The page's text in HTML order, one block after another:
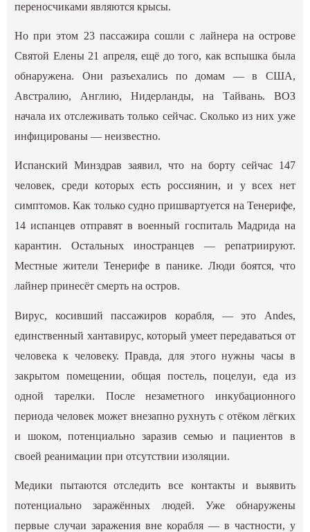
переносчиками являются крысы.
Но при этом 23 пассажира сошли с лайнера на острове
Святой Елены 21 апреля, ещё до того, как вспышка была
обнаружена. Они разъехались по домам — в США,
Австралию, Англию, Нидерланды, на Тайвань. ВОЗ
начала их отслеживать только сейчас. Сколько из них уже
инфицированы — неизвестно.
Испанский Минздрав заявил, что на борту сейчас 147
человек, среди которых есть россиянин, и у всех нет
симптомов. Как только судно пришвартуется на Тенерифе,
14 испанцев отправят в военный госпиталь Мадрида на
карантин. Остальных иностранцев — репатриируют.
Местные жители Тенерифе в панике. Люди боятся, что
лайнер принесёт смерть на остров.
Вирус, косивший пассажиров корабля, — это Andes,
единственный хантавирус, который умеет передаваться от
человека к человеку. Правда, для этого нужны часы в
закрытом помещении, общая постель, поцелуи, еда из
одной тарелки. После незаметного инкубационного
периода человек может внезапно рухнуть с отёком лёгких
и шоком, потенциально заразив семью и пациентов в
своей реанимации при отсутствии изоляции.
Медики пытаются отследить все контакты и выявить
потенциально заражённых людей. Уже обнаружены
первые случаи заражения вне корабля — в частности, у